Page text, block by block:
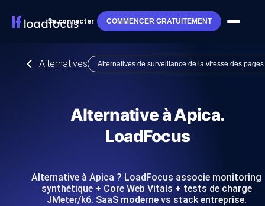
Se connecter COMMENCER GRATUITEMENT
Alternatives Alternatives de surveillance de la vitesse des pages
Alternative à Apica.
LoadFocus
Alternative à Apica ? LoadFocus associe monitoring
synthétique + Core Web Vitals + tests de charge
JMeter/k6. SaaS moderne vs stack entreprise.